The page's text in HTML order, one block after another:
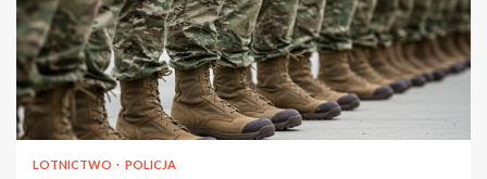
LOTNICTWO POLICJA